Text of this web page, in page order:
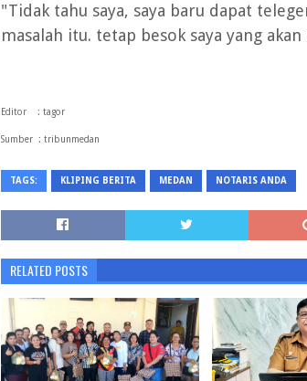
"Tidak tahu saya, saya baru dapat
masalah itu. tetap besok saya yang
Editor : tagor
Sumber : tribunmedan
TAGS: KLIPING BERITA MEDAN NOTARIS ANDA
RELATED POSTS